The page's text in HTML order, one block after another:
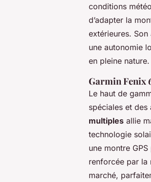
conditions
d’adapter la
extérieures.
une autonomie
en pleine nature.
Garmin Fenix
Le haut de
spéciales et des
multiples allie
technologie
une montre
renforcée par la
marché,